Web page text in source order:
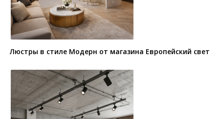
Люстры в стиле Модерн от магазина Европейский свет